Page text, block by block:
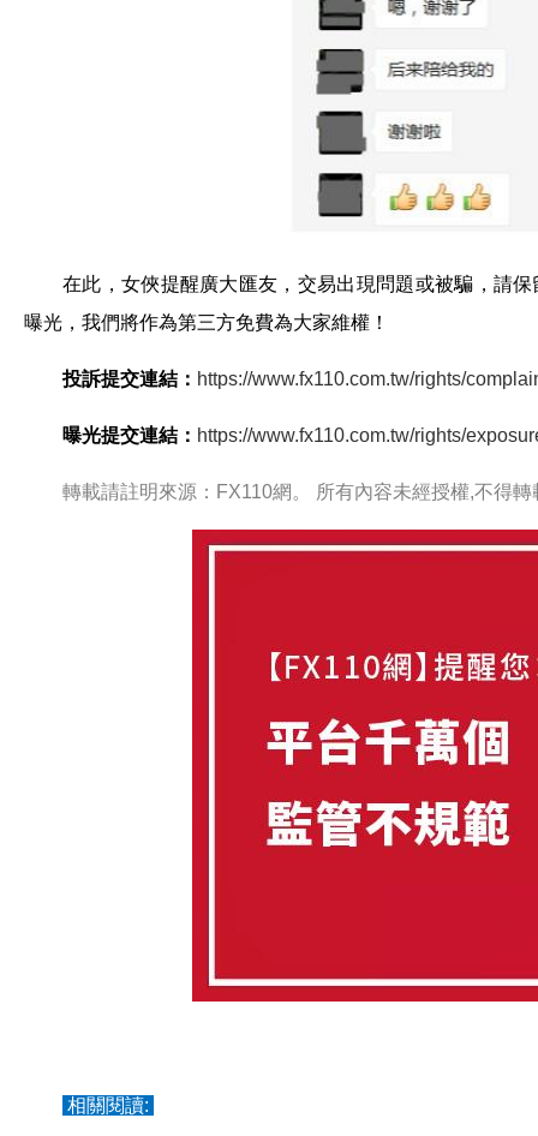
在此，女俠提醒廣大匯友，交易出現問題或被騙，請
曝光，我們將作為第三方免費為大家維權！
投訴提交連結： https://www.fx110.com.tw/rights/
曝光提交連結： https://www.fx110.com.tw/rights/
轉載請註明來源：FX110網。 所有內容未經授權,不得
相關閱讀: